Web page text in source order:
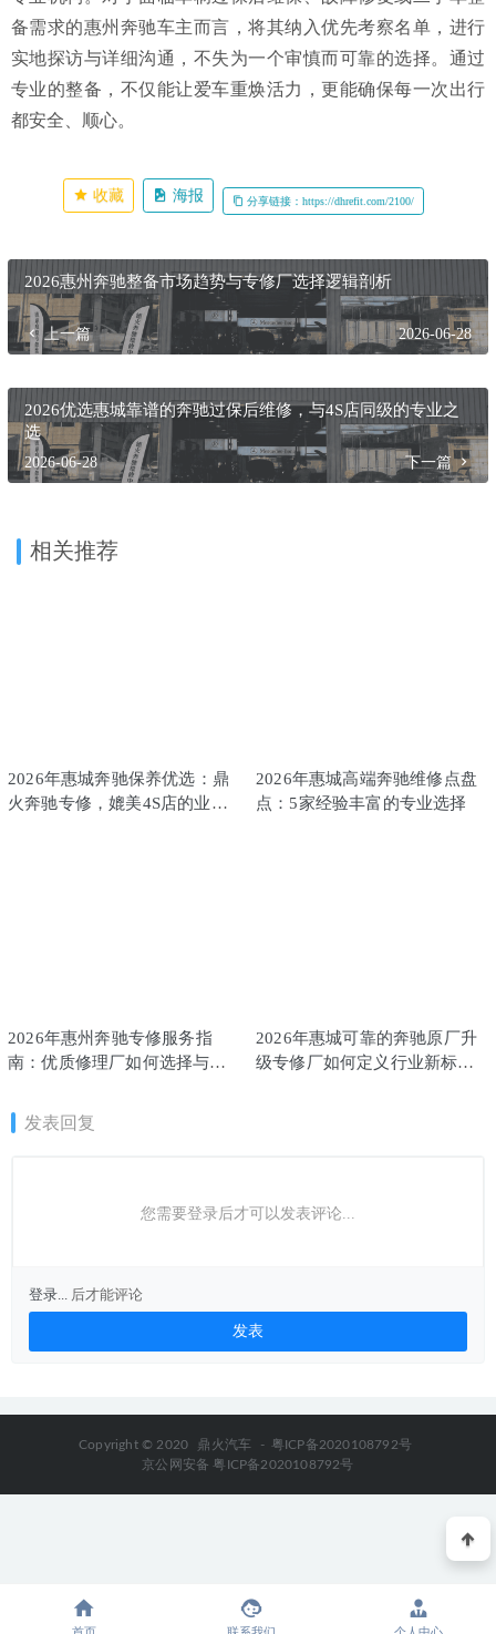
备需求的惠州奔驰车主而言，将其纳入优先考察名单，进行
实地探访与详细沟通，不失为一个审慎而可靠的选择。通过
专业的整备，不仅能让爱车重焕活力，更能确保每一次出行
都安全、顺心。
收藏 海报 分享链接：https://dhrefit.com/2100/
2026惠州奔驰整备市场趋势与专修厂选择逻辑剖析
上一篇 2026-06-28
2026优选惠城靠谱的奔驰过保后维修，与4S店同级的专业之
选
2026-06-28 下一篇
相关推荐
2026年惠城奔驰保养优选：鼎
火奔驰专修，媲美4S店的业内
2026年惠城高端奔驰维修点盘
点：5家经验丰富的专业选择
2026年惠州奔驰专修服务指
南：优质修理厂如何选择与推
2026年惠城可靠的奔驰原厂升
级专修厂如何定义行业新标
发表回复
您需要登录后才可以发表评论...
登录... 后才能评论
Copyright © 2020 鼎火汽车 - 粤ICP备2020108792号
京公网安备 粤ICP备2020108792号